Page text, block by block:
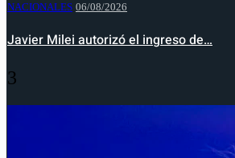
NACIONALES 06/08/2026
Javier Milei autorizó el ingreso de…
3